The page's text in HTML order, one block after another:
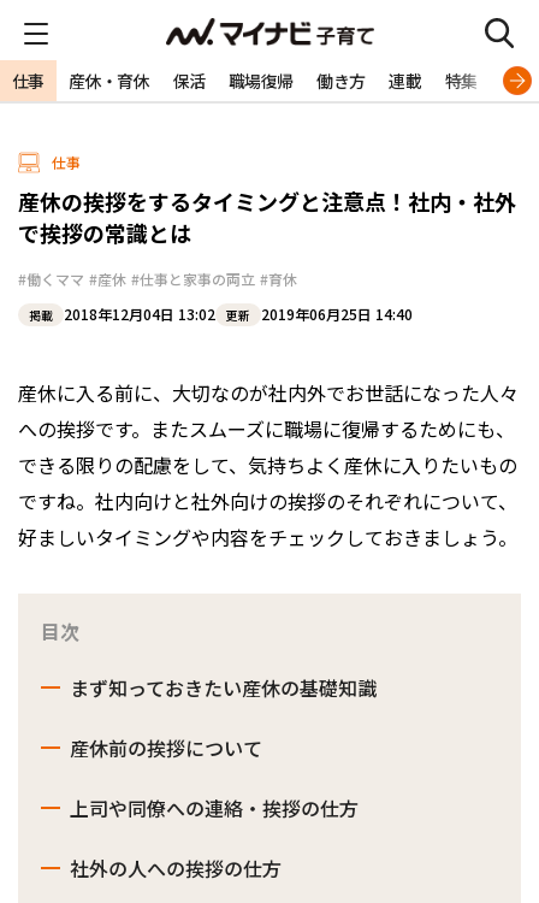
仕事 産休・育休 保活 職場復帰 働き方 連載 特集 専門
仕事
産休の挨拶をするタイミングと注意点！社内・社外
で挨拶の常識とは
#働くママ #産休 #仕事と家事の両立 #育休
掲載 2018年12月04日 13:02 更新 2019年06月25日 14:40
産休に入る前に、大切なのが社内外でお世話になった人々
への挨拶です。またスムーズに職場に復帰するためにも、
できる限りの配慮をして、気持ちよく産休に入りたいもの
ですね。社内向けと社外向けの挨拶のそれぞれについて、
好ましいタイミングや内容をチェックしておきましょう。
目次
まず知っておきたい産休の基礎知識
産休前の挨拶について
上司や同僚への連絡・挨拶の仕方
社外の人への挨拶の仕方